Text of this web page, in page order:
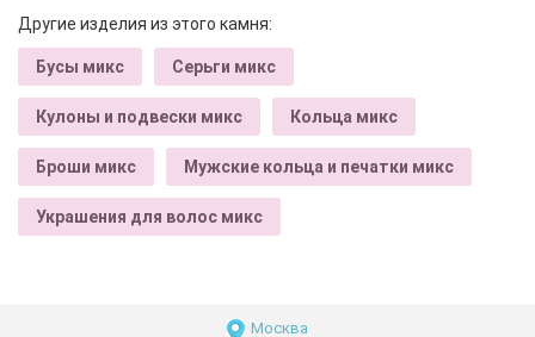
Другие изделия из этого камня:
Бусы микс Серьги микс
Кулоны и подвески микс Кольца микс
Броши микс Мужские кольца и печатки микс
Украшения для волос микс
Москва